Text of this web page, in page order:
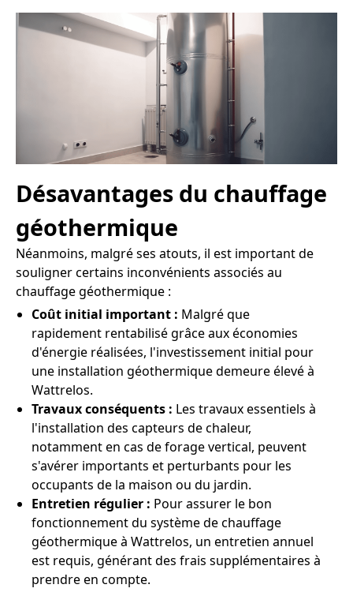
Désavantages du chauffage
géothermique
Néanmoins, malgré ses atouts, il est important de
souligner certains inconvénients associés au
chauffage géothermique :
Coût initial important : Malgré que
rapidement rentabilisé grâce aux économies
d'énergie réalisées, l'investissement initial pour
une installation géothermique demeure élevé à
Wattrelos.
Travaux conséquents : Les travaux essentiels à
l'installation des capteurs de chaleur,
notamment en cas de forage vertical, peuvent
s'avérer importants et perturbants pour les
occupants de la maison ou du jardin.
Entretien régulier : Pour assurer le bon
fonctionnement du système de chauffage
géothermique à Wattrelos, un entretien annuel
est requis, générant des frais supplémentaires à
prendre en compte.